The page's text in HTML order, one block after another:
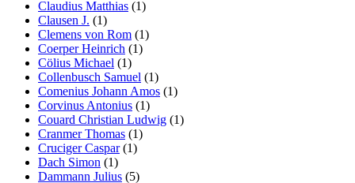
Claudius Matthias (1)
Clausen J. (1)
Clemens von Rom (1)
Coerper Heinrich (1)
Cölius Michael (1)
Collenbusch Samuel (1)
Comenius Johann Amos (1)
Corvinus Antonius (1)
Couard Christian Ludwig (1)
Cranmer Thomas (1)
Cruciger Caspar(1)
Dach Simon (1)
Dammann Julius (5)